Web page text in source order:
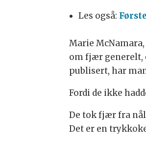
Les også:
Marie
om fjær generelt,
publisert, har
Fordi de ikke
De tok fjær fra
Det er en